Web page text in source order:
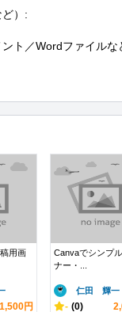
）:
ト／Wordファイルな
用画
1,500円
Canvaでシンプ
ナー・...
仁田 輝一
- (0)